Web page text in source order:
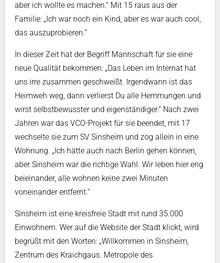
aber ich wollte es machen.” Mit 15 raus aus der
Familie: „Ich war noch ein Kind, aber es war auch cool,
das auszuprobieren.”
In dieser Zeit hat der Begriff Mannschaft für sie eine
neue Qualität bekommen: „Das Leben im Internat hat
uns irre zusammen geschweißt. Irgendwann ist das
Heimweh weg, dann verlierst Du alle Hemmungen und
wirst selbstbewusster und eigenständiger.” Nach zwei
Jahren war das VCO-Projekt für sie beendet, mit 17
wechselte sie zum SV Sinsheim und zog allein in eine
Wohnung. „Ich hätte auch nach Berlin gehen können,
aber Sinsheim war die richtige Wahl. Wir leben hier eng
beieinander, alle wohnen keine zwei Minuten
voneinander entfernt.”
Sinsheim ist eine kreisfreie Stadt mit rund 35.000
Einwohnern. Wer auf die Website der Stadt klickt, wird
begrüßt mit den Worten: „Willkommen in Sinsheim,
Zentrum des Kraichgaus. Metropole des